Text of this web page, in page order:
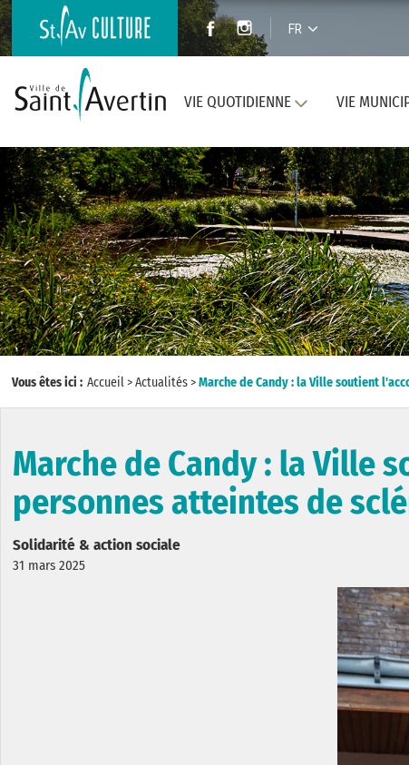
FR
VIE QUOTIDIENNE VIE
Vous êtes ici : Accueil>Actualités>Marche de Candy : la Ville soutient
Marche de Candy : la Ville
personnes atteintes de
Solidarité & action sociale
31 mars 2025